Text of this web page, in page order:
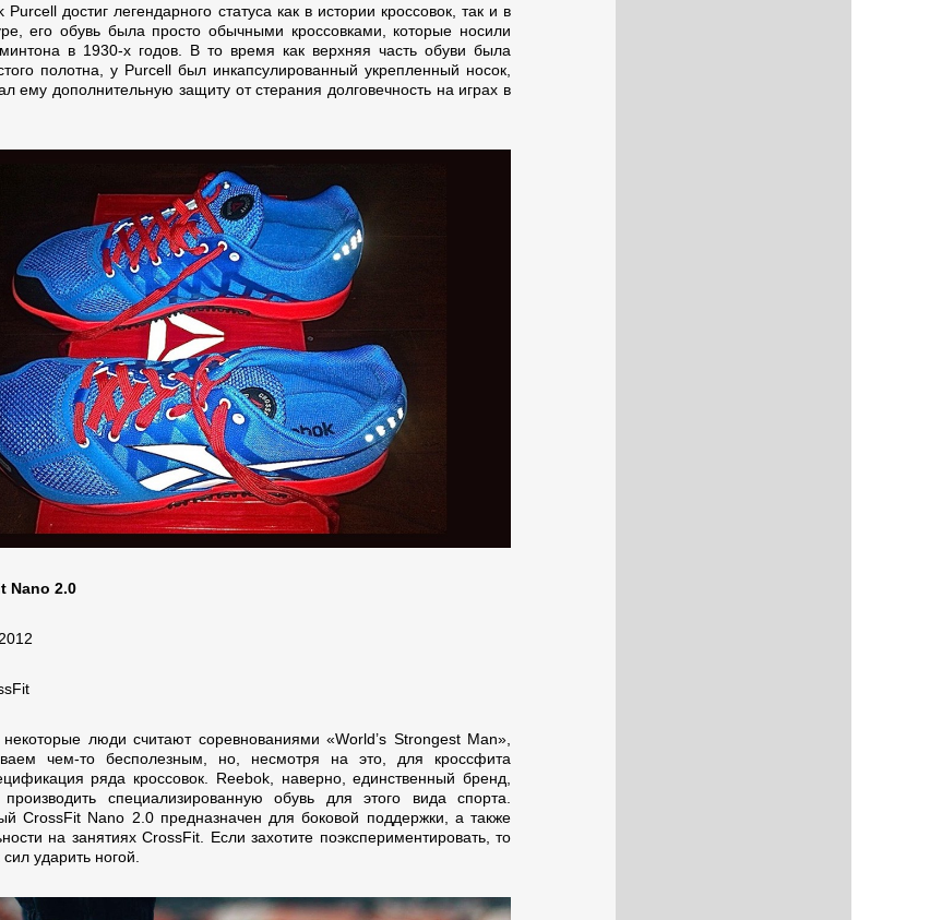
Purcell достиг легендарного статуса как в истории кроссовок, так и в
его обувь была просто обычными кроссовками, которые носили
в 1930-х годов. В то время как верхняя часть обуви была
полотна, у Purcell был инкапсулированный укрепленный носок,
ему дополнительную защиту от стерания долговечность на играх в
Nano 2.0
люди считают соревнованиями «World’s Strongest Man»,
чем-то бесполезным, но, несмотря на это, для кроссфита
ряда кроссовок. Reebok, наверно, единственный бренд,
специализированную обувь для этого вида спорта.
CrossFit Nano 2.0 предназначен для боковой поддержки, а также
на занятиях CrossFit. Если захотите поэкспериментировать, то
ударить ногой.